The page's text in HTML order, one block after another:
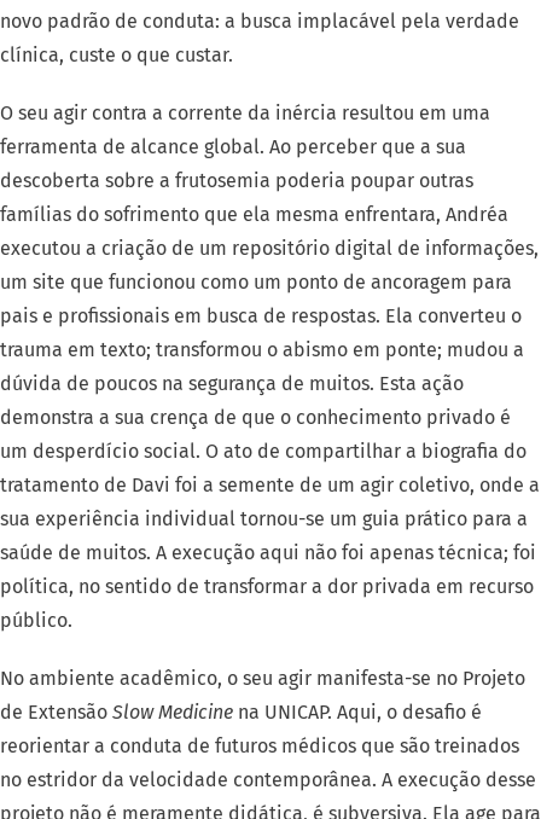
novo padrão de conduta: a busca implacável pela verdade
clínica, custe o que custar.
O seu agir contra a corrente da inércia resultou em uma
ferramenta de alcance global. Ao perceber que a sua
descoberta sobre a frutosemia poderia poupar outras
famílias do sofrimento que ela mesma enfrentara, Andréa
executou a criação de um repositório digital de informações,
um site que funcionou como um ponto de ancoragem para
pais e profissionais em busca de respostas. Ela converteu o
trauma em texto; transformou o abismo em ponte; mudou a
dúvida de poucos na segurança de muitos. Esta ação
demonstra a sua crença de que o conhecimento privado é
um desperdício social. O ato de compartilhar a biografia do
tratamento de Davi foi a semente de um agir coletivo, onde a
sua experiência individual tornou-se um guia prático para a
saúde de muitos. A execução aqui não foi apenas técnica; foi
política, no sentido de transformar a dor privada em recurso
público.
No ambiente acadêmico, o seu agir manifesta-se no Projeto
de Extensão Slow Medicine na UNICAP. Aqui, o desafio é
reorientar a conduta de futuros médicos que são treinados
no estridor da velocidade contemporânea. A execução desse
projeto não é meramente didática, é subversiva. Ela age para